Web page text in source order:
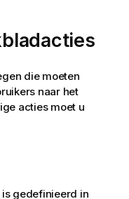
die moeten
naar het
acties moet u
is gedefinieerd in